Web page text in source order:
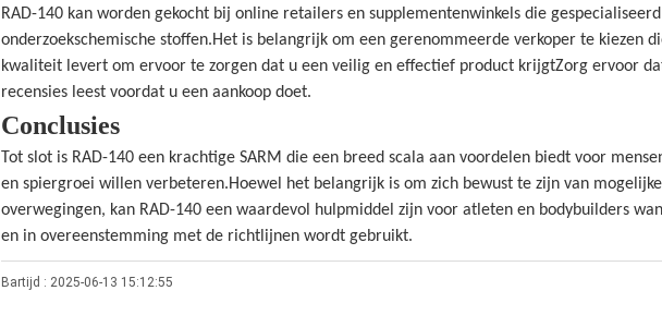
RAD-140 kan worden gekocht bij online retailers en supplementenwinkels die
onderzoekschemische stoffen.Het is belangrijk om een gerenommeerde verkoper te kiezen
kwaliteit levert om ervoor te zorgen dat u een veilig en effectief product krijgtZorg ervoor
recensies leest voordat u een aankoop doet.
Conclusies
Tot slot is RAD-140 een krachtige SARM die een breed scala aan voordelen biedt voor
en spiergroei willen verbeteren.Hoewel het belangrijk is om zich bewust te zijn van
overwegingen, kan RAD-140 een waardevol hulpmiddel zijn voor atleten en bodybuilders
en in overeenstemming met de richtlijnen wordt gebruikt.
Bartijd : 2025-06-13 15:12:55